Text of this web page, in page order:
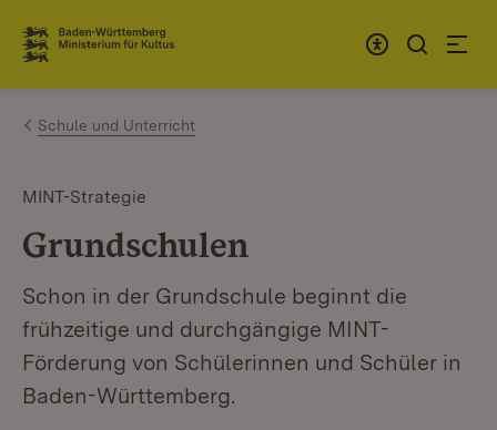
Zum Inhalt springen
Link zur Startseite
Schule und Unterricht
MINT-Strategie
Grundschulen
Schon in der Grundschule beginnt die
frühzeitige und durchgängige MINT-
Förderung von Schülerinnen und Schüler in
Baden-Württemberg.